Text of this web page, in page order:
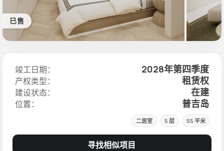
已售
竣工日期： 2028年第四季度
产权类型： 租赁权
建设状态： 在建
位置： 普吉岛
二居室 5 层 55 平米
寻找相似项目